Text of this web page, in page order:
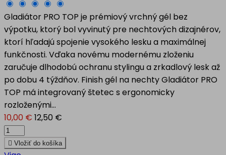
Gladiátor PRO TOP je prémiový vrchný gél bez
výpotku, ktorý bol vyvinutý pre nechtových dizajnérov,
ktorí hľadajú spojenie vysokého lesku a maximálnej
funkčnosti. Vďaka novému modernému zloženiu
zaručuje dlhodobú ochranu stylingu a zrkadlový lesk až
po dobu 4 týždňov. Finish gél na nechty Gladiátor PRO
TOP má integrovaný štetec s ergonomicky
rozloženými...
10,00 € 12,50 €
 Vložiť do košíka